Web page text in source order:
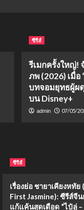
ซีรีส์
รีเมกครั้งใหญ่!
ภพ (2026) เมื่อ
บทจอมยุทธผู้ผ
บน Disney+
admin 07/05/
ซีรีส์
เรื่องย่อ ชายาเคียงหทัย
First Jasmine): ซีรีส์จี
แก้แค้นสุดเดือด “ไป๋ลู่ –